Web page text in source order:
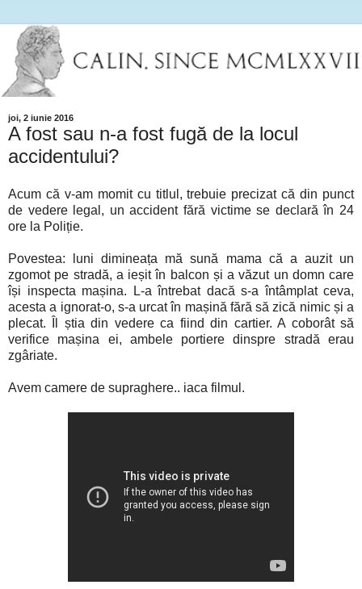
joi, 2 iunie 2016
A fost sau n-a fost fugă de la locul
accidentului?
Acum că v-am momit cu titlul, trebuie precizat că din punct
de vedere legal, un accident fără victime se declară în 24
ore la Poliție.
Povestea: luni dimineața mă sună mama că a auzit un
zgomot pe stradă, a ieșit în balcon și a văzut un domn care
își inspecta mașina. L-a întrebat dacă s-a întâmplat ceva,
acesta a ignorat-o, s-a urcat în mașină fără să zică nimic și a
plecat. Îl știa din vedere ca fiind din cartier. A coborât să
verifice mașina ei, ambele portiere dinspre stradă erau
zgâriate.
Avem camere de supraghere.. iaca filmul.